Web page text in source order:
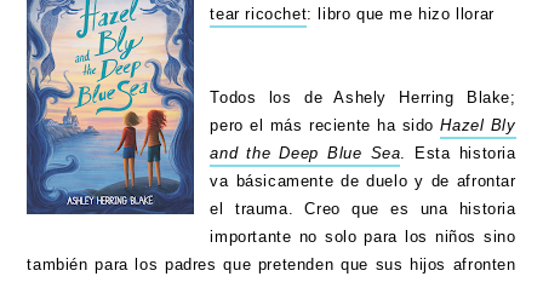
tear ricochet: libro que me hizo llorar
Todos los de Ashely Herring Blake;
pero el más reciente ha sidoHazel Bly
and the Deep Blue Sea. Esta historia
va básicamente de duelo y de afrontar
el trauma. Creo que es una historia
importante no solo para los niños sino
también para los padres que pretenden que sus hijos afronten